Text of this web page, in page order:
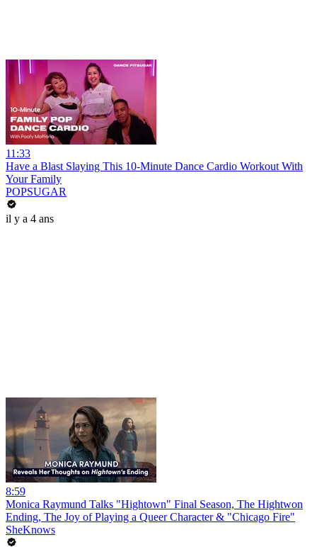
11:33
Have a Blast Slaying This 10-Minute Dance Cardio Workout With
Your Family
POPSUGAR
il y a 4 ans
8:59
Monica Raymund Talks "Hightown" Final Season, The Hightwon
Ending, The Joy of Playing a Queer Character & "Chicago Fire"
SheKnows